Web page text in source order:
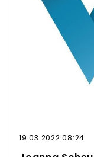
19.03.2022 08:24